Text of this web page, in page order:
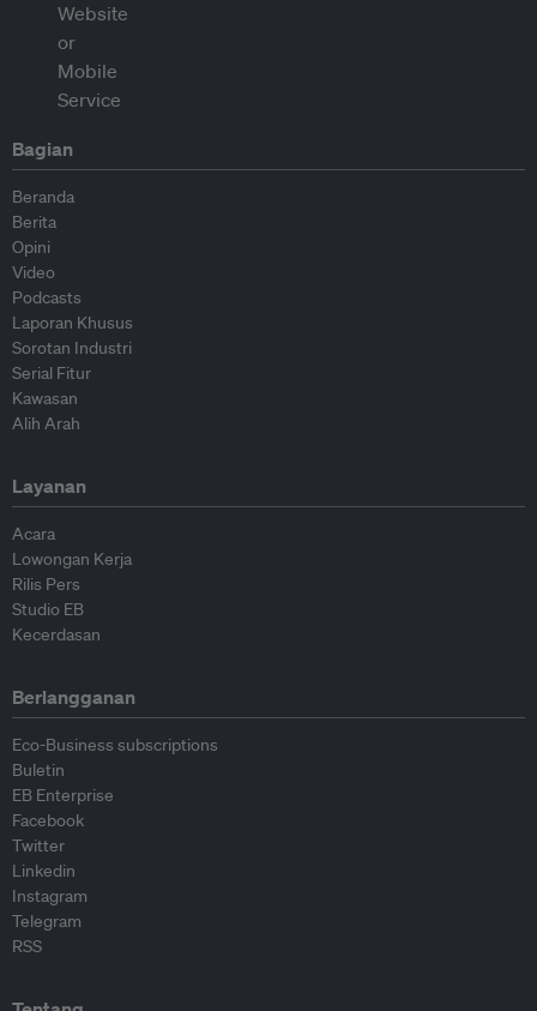
Bagian
Beranda
Berita
Opini
Video
Podcasts
Laporan Khusus
Sorotan Industri
Serial Fitur
Kawasan
Alih Arah
Layanan
Acara
Lowongan Kerja
Rilis Pers
Studio EB
Kecerdasan
Berlangganan
Eco-Business subscriptions
Buletin
EB Enterprise
Facebook
Twitter
Linkedin
Instagram
Telegram
RSS